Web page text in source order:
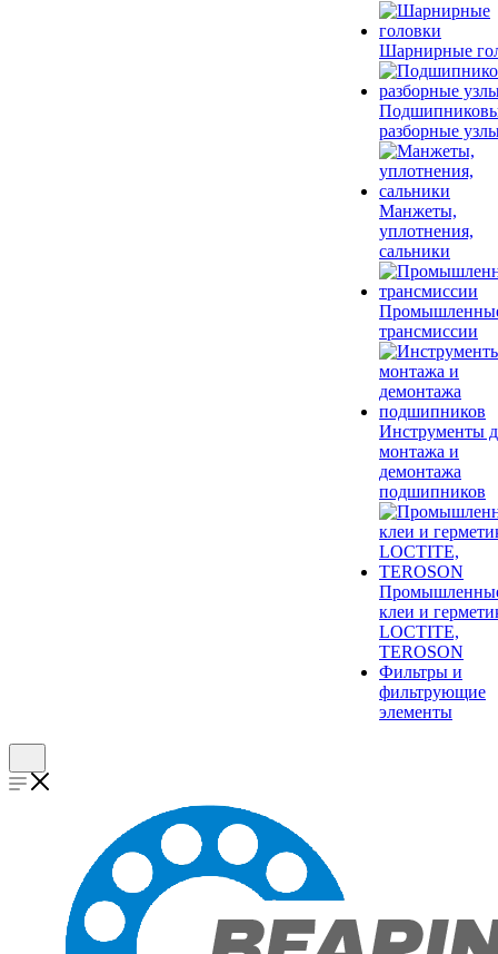
Шарнирные
разборные
Манжеты,
уплотнения,
сальники
трансмиссии
Инструменты
монтажа и
демонтажа
подшипников
клеи и
LOCTITE,
TEROSON
Фильтры и
фильтрующие
элементы